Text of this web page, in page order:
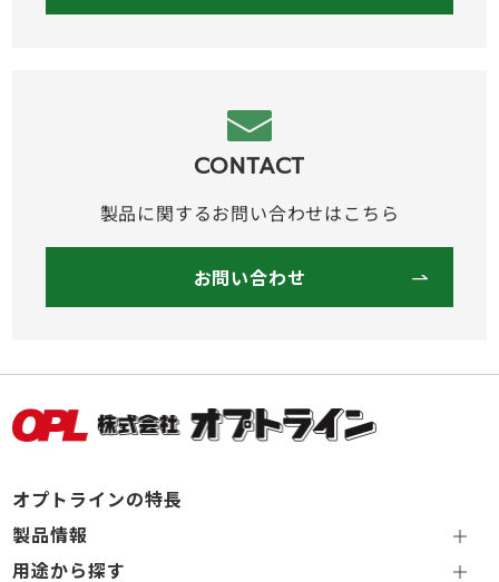
CONTACT
製品に関するお問い合わせはこちら
お問い合わせ
オプトラインの特長
製品情報
用途から探す